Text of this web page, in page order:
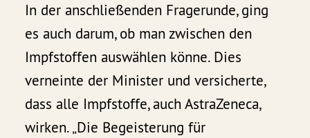
In der anschließenden Fragerunde, ging
es auch darum, ob man zwischen den
Impfstoffen auswählen könne. Dies
verneinte der Minister und versicherte,
dass alle Impfstoffe, auch AstraZeneca,
wirken. „Die Begeisterung für